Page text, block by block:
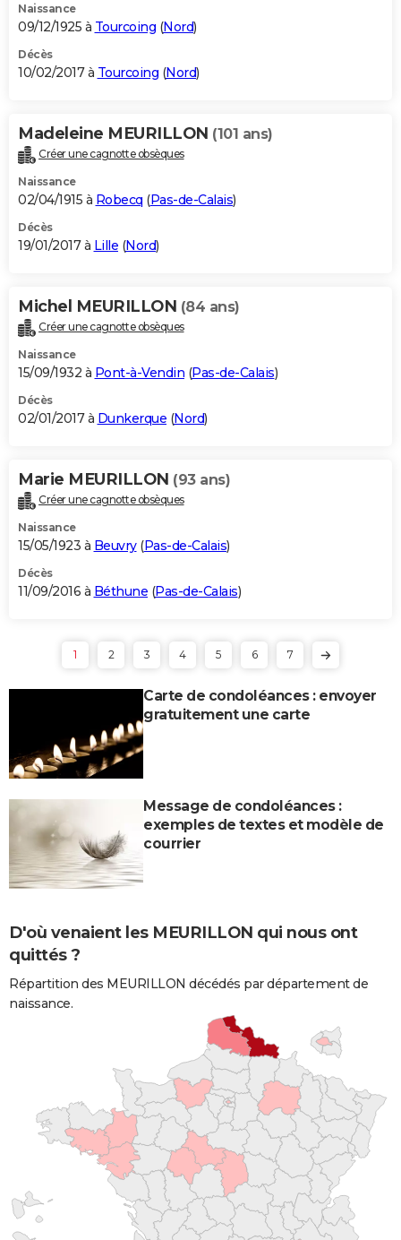
Naissance
09/12/1925 à Tourcoing (Nord)
Décès
10/02/2017 à Tourcoing (Nord)
Madeleine MEURILLON (101 ans)
Créer une cagnotte obsèques
Naissance
02/04/1915 à Robecq (Pas-de-Calais)
Décès
19/01/2017 à Lille (Nord)
Michel MEURILLON (84 ans)
Créer une cagnotte obsèques
Naissance
15/09/1932 à Pont-à-Vendin (Pas-de-Calais)
Décès
02/01/2017 à Dunkerque (Nord)
Marie MEURILLON (93 ans)
Créer une cagnotte obsèques
Naissance
15/05/1923 à Beuvry(Pas-de-Calais)
Décès
11/09/2016 à Béthune (Pas-de-Calais)
1 2 3 4 5 6 7
Carte de condoléances : envoyer
gratuitement une carte
Message de condoléances :
exemples de textes et modèle de
courrier
D'où venaient les MEURILLON qui nous ont
quittés ?
Répartition des MEURILLON décédés par département de
naissance.